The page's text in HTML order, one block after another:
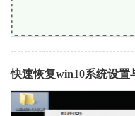
快速恢复win10系统设置